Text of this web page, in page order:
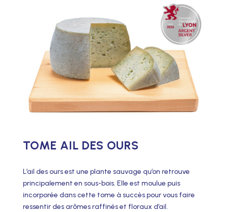
TOME AIL DES OURS
L’ail des ours est une plante sauvage qu’on retrouve
principalement en sous-bois. Elle est moulue puis
incorporée dans cette tome à succès pour vous faire
ressentir des arômes raffinés et floraux d’ail.